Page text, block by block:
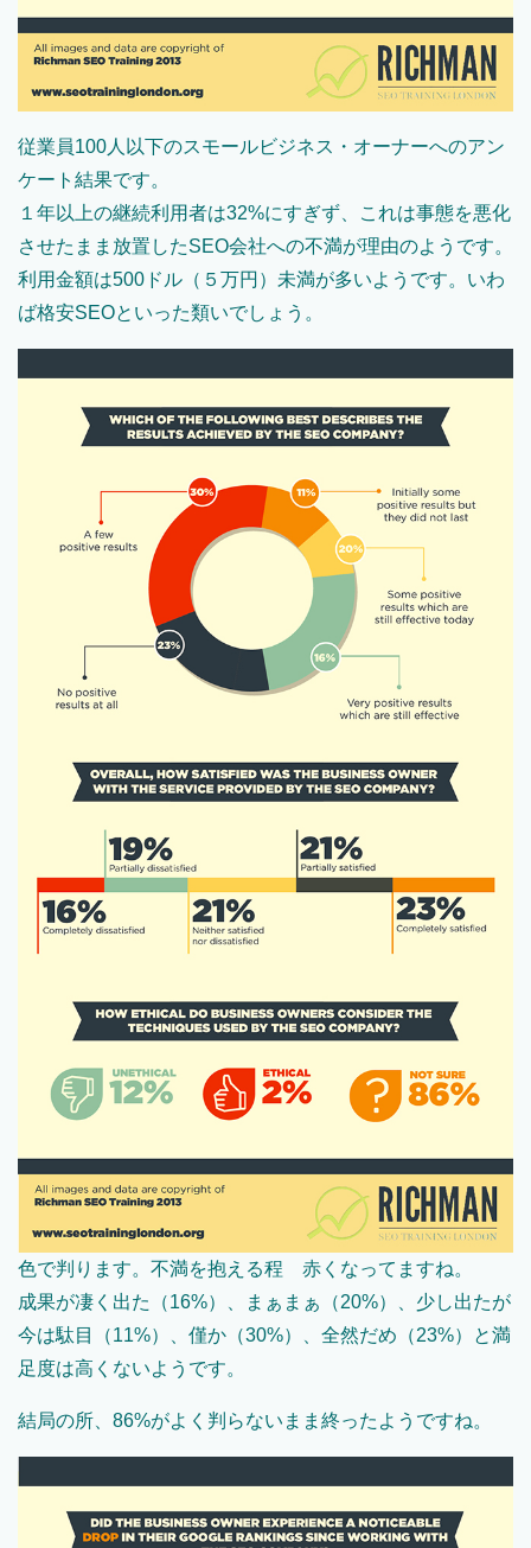
従業員100人以下のスモールビジネス・オーナーへのアン
ケート結果です。
１年以上の継続利用者は32%にすぎず、これは事態を悪化
させたまま放置したSEO会社への不満が理由のようです。
利用金額は500ドル（５万円）未満が多いようです。いわ
ば格安SEOといった類いでしょう。
色で判ります。不満を抱える程 赤くなってますね。
成果が凄く出た（16%）、まぁまぁ（20%）、少し出たが
今は駄目（11%）、僅か（30%）、全然だめ（23%）と満
足度は高くないようです。
結局の所、86%がよく判らないまま終ったようですね。